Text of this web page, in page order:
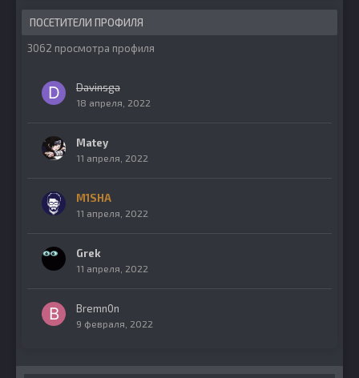
ПОСЕТИТЕЛИ ПРОФИЛЯ
3062 просмотра профиля
Davinsga
18 апреля, 2022
Matey
11 апреля, 2022
M1SHA
11 апреля, 2022
Grek
11 апреля, 2022
Bremn0n
9 февраля, 2022